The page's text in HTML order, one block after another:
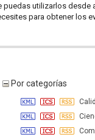
puedas utilizarlos
para obtener los
Por categorías